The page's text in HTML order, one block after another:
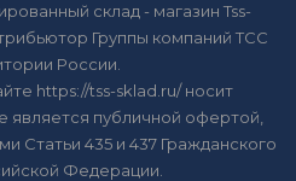
склад - магазин Tss-
Группы компаний ТСС
России.
https://tss-sklad.ru/ носит
является публичной офертой,
Статьи 435 и 437 Гражданского
Федерации.